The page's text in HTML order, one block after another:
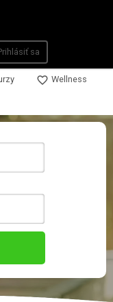
sa
favorite_border Wellness